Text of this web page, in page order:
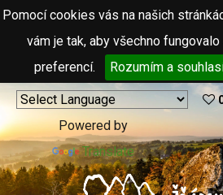
Pomocí cookies vás na našich
vám je tak, aby všechno
preferencí.
Rozumím a
Powered by
Translate